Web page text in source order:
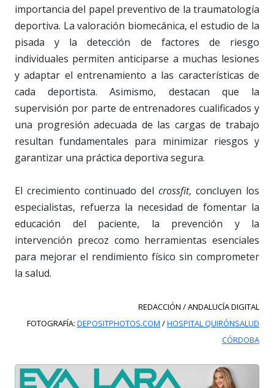
importancia del papel preventivo de la traumatología
deportiva. La valoración biomecánica, el estudio de la
pisada y la detección de factores de riesgo
individuales permiten anticiparse a muchas lesiones
y adaptar el entrenamiento a las características de
cada deportista. Asimismo, destacan que la
supervisión por parte de entrenadores cualificados y
una progresión adecuada de las cargas de trabajo
resultan fundamentales para minimizar riesgos y
garantizar una práctica deportiva segura.
El crecimiento continuado del crossfit, concluyen los
especialistas, refuerza la necesidad de fomentar la
educación del paciente, la prevención y la
intervención precoz como herramientas esenciales
para mejorar el rendimiento físico sin comprometer
la salud.
REDACCIÓN / ANDALUCÍA DIGITAL
FOTOGRAFÍA: DEPOSITPHOTOS.COM /HOSPITAL QUIRÓNSALUD
CÓRDOBA